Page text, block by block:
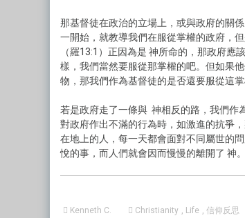
那基督徒在政治的立場上，或與政府的關
一開始，就教導我們在服從掌權的政府，
（羅13:1）正因為是 神所命的，那政府
樣，我們當然要服從那掌權的吧。但如果
物，那我們作為基督徒的是否還要服從這
若是政府走了一條與 神相反的路，我們作
對政府作出不滿的行為時，如激進的抗爭
在地上的人，每一天都會面對不同屬世的
悅的事，而人們就會因而慢慢的離開了 神
Kenneth C. Christianity , Life , 信仰反思